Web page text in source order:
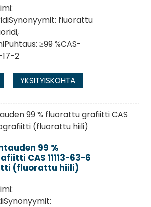
fluorattu
≥99 %CAS-
17-2
YKSITYISKOHTA
99 %
CAS 11113-63-6
(fluorattu hiili)